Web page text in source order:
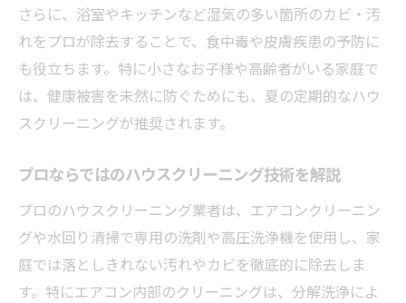
さらに、浴室やキッチンなど湿気の多い箇所のカビ・汚
れをプロが除去することで、食中毒や皮膚疾患の予防に
も役立ちます。特に小さなお子様や高齢者がいる家庭で
は、健康被害を未然に防ぐためにも、夏の定期的なハウ
スクリーニングが推奨されます。
プロならではのハウスクリーニング技術を解説
プロのハウスクリーニング業者は、エアコンクリーニン
グや水回り清掃で専用の洗剤や高圧洗浄機を使用し、家
庭では落としきれない汚れやカビを徹底的に除去しま
す。特にエアコン内部のクリーニングは、分解洗浄によ